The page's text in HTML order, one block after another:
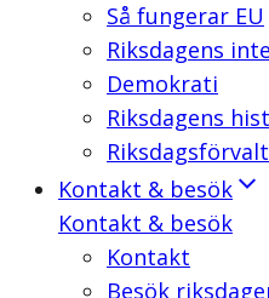
Så fungerar EU
Riksdagens
Demokrati
Riksdagens
Kontakt & besök
Kontakt & besök
Kontakt
Besök